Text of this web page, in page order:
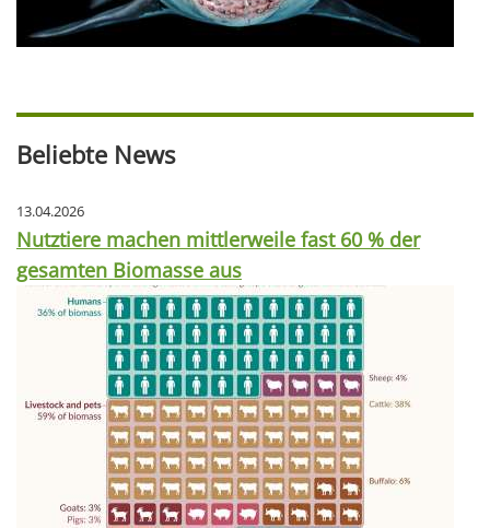
Beliebte News
13.04.2026
Nutztiere machen mittlerweile fast 60 % der
gesamten Biomasse aus